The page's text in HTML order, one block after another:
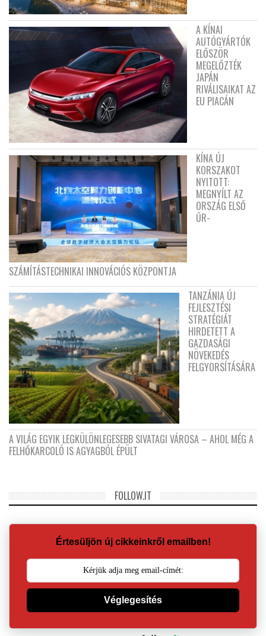
A KÍNAI
AUTÓGYÁRTÓK
ELŐSZÖR
MEGELŐZTÉK
JAPÁN
RIVÁLISAIKAT AZ
EU PIACÁN
KÍNA ÚJ
KORSZAKOT
NYITOTT:
MEGNYÍLT AZ
ORSZÁG ELSŐ
ŰR-
SZÁMÍTÁSTECHNIKAI INNOVÁCIÓS KÖZPONTJA
TANZÁNIA ÚJ
FEJLESZTÉSI
STRATÉGIÁT
HIRDETETT A
GAZDASÁGI
NÖVEKEDÉS
FELGYORSÍTÁSÁRA
A VILÁG EGYIK LEGKÜLÖNLEGESEBB SIVATAGI VÁROSA – AHOL MÉG A
FELHŐKARCOLÓ IS AGYAGBÓL ÉPÜLT
FOLLOW.IT
Értesüljön új cikkeinkről emailben!
Véglegesítés